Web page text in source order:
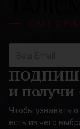
и получи
Чтобы узнавать
есть из чего